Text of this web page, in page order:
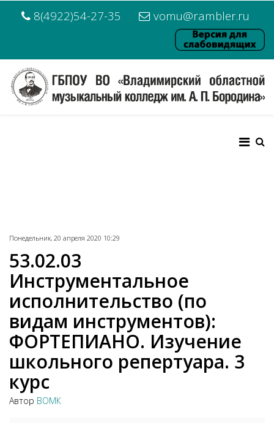
8(4922)54-27-35 vomu@rambler.ru
Понедельник, 20 апреля 2020 10:29
53.02.03
Инструментальное
исполнительство (по
видам инструментов):
ФОРТЕПИАНО. Изучение
школьного репертуара. 3
курс
Автор ВОМК